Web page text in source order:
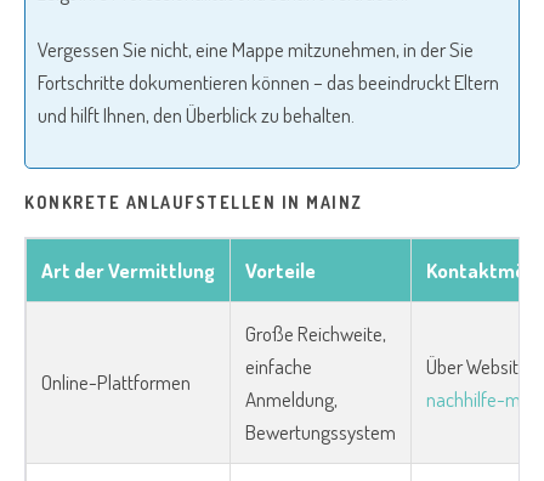
Vergessen Sie nicht, eine Mappe mitzunehmen, in der Sie
Fortschritte dokumentieren können – das beeindruckt Eltern
und hilft Ihnen, den Überblick zu behalten.
KONKRETE ANLAUFSTELLEN IN MAINZ
Art der Vermittlung Vorteile
Online-Plattformen
Große Reichweite,
einfache
Anmeldung,
Bewertungssystem
Über Websites
nachhilfe-